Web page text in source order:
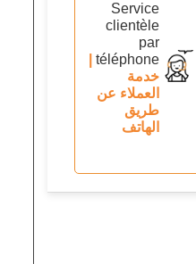
Service
clientèle
par
téléphone
|
خدمة
العملاء عن
طريق
الهاتف